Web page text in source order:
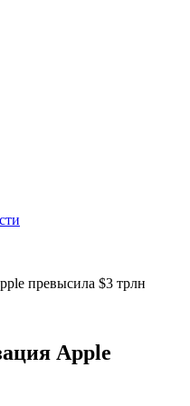
превысила $3 трлн
Apple